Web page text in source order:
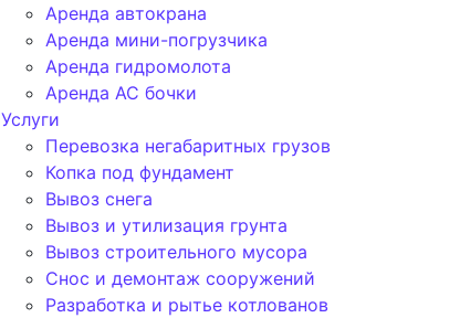
Аренда автокрана
Аренда мини-погрузчика
Аренда гидромолота
Аренда АС бочки
Услуги
Перевозка негабаритных грузов
Копка под фундамент
Вывоз снега
Вывоз и утилизация грунта
Вывоз строительного мусора
Снос и демонтаж сооружений
Разработка и рытье котлованов